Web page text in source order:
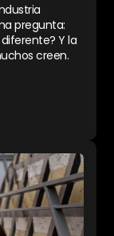
pregunta:
Y la
creen.